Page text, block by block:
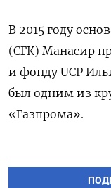
В 2015 году
(СГК) Манасир
и фонду UCP
был одним из
«Газпрома».